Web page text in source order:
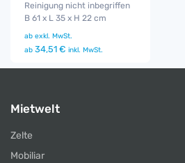
Reinigung nicht inbegriffen
B 61 x L 35 x H 22 cm
ab exkl. MwSt.
ab 34,51 € inkl. MwSt.
Mietwelt
Zelte
Mobiliar